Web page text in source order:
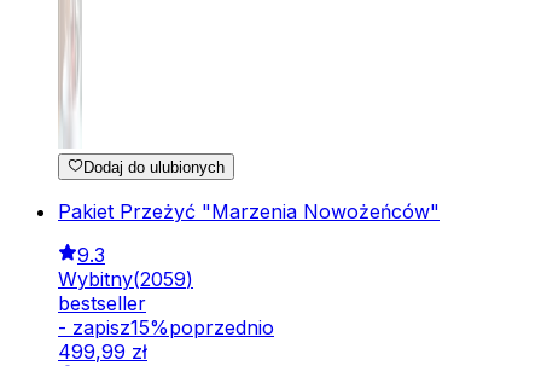
Dodaj do ulubionych
Pakiet Przeżyć "Marzenia Nowożeńców"
9.3
Wybitny(2059)
bestseller
- zapisz15%poprzednio
499,99 zł